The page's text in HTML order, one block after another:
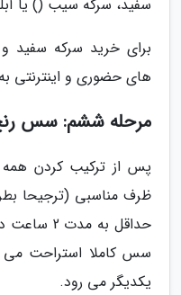
سفید، سرکه سیب () یا
برای خرید سرکه سفید
های حضوری و اینترنتی
مرحله ششم: سس
پس از ترکیب کردن همه
ظرف مناسبی (ترجیحا
حداقل به
سس کاملا استراحت می
یکدیگر می رود.